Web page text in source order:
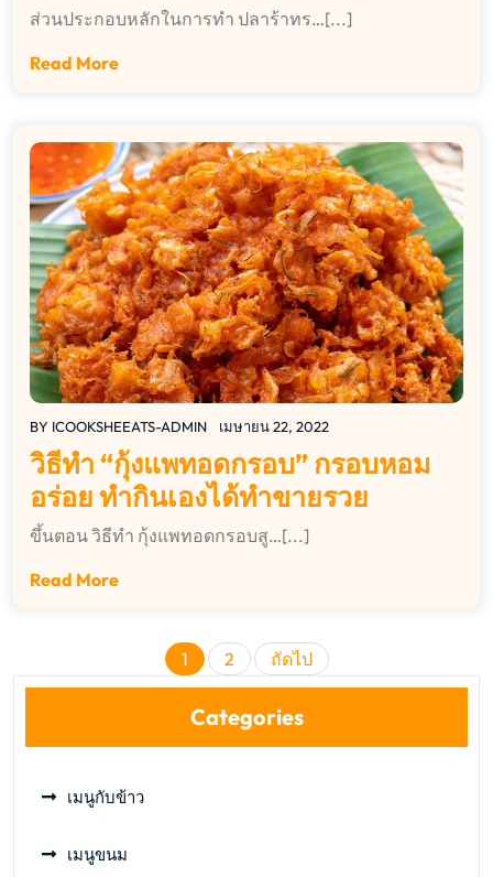
ส่วนประกอบหลักในการทำ ปลาร้าทร…[...]
Read More
BY ICOOKSHEEATS-ADMIN เมษายน 22, 2022
วิธีทำ “กุ้งแพทอดกรอบ” กรอบหอม
อร่อย ทำกินเองได้ทำขายรวย
ขึ้นตอน วิธีทำ กุ้งแพทอดกรอบสู…[...]
Read More
Posts
pagination
1 2 ถัดไป
Categories
เมนูกับข้าว
เมนูขนม